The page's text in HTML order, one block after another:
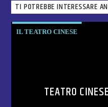
TI POTREBBE INTERESSARE
IL TEATRO CINESE
TEATRO